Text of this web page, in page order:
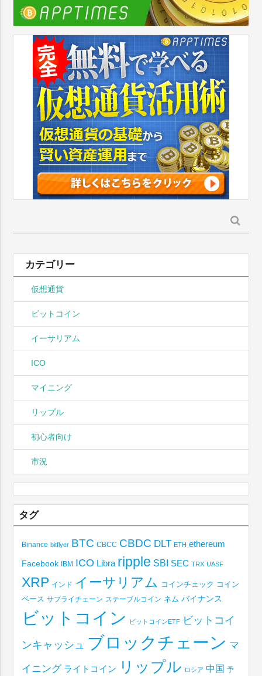
索:
カテゴリー
仮想通貨
ビットコイン
イーサリアム
ICO
マイニング
リップル
初心者向け
市況
タグ
Binance bitflyer BTC CBCC CBDC DLT ETH ethereum
Facebook IBM ICO Libra ripple SBI SEC TRX UASF
XRP インド イーサリアム コインチェック コイン
ベース サプライチェーン ステーブルコイン ネム バイナンス
ビットコイン ビットコインETF ビットコイ
ンキャッシュ ブロックチェーン マ
イニング ライトコイン リップル ロシア 中国 予